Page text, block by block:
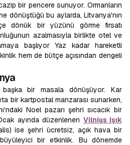
bir pencere sunuyor. Ormanların
dönüştüğü bu aylarda, Litvanya'nın
dönük bir yüzünü görme fırsatı
azalmasıyla birlikte otel ve
başlıyor Yaz kadar hareketli
hem de bütçe açısından dengeli
başka bir masala dönüşüyor. Kar
bir kartpostal manzarası sunarken,
Noel pazarı şehri sıcacık bir
ayında düzenlenen Vilnius Işık
ise şehri ücretsiz, açık hava bir
bir etkinlik. Bu dönemde